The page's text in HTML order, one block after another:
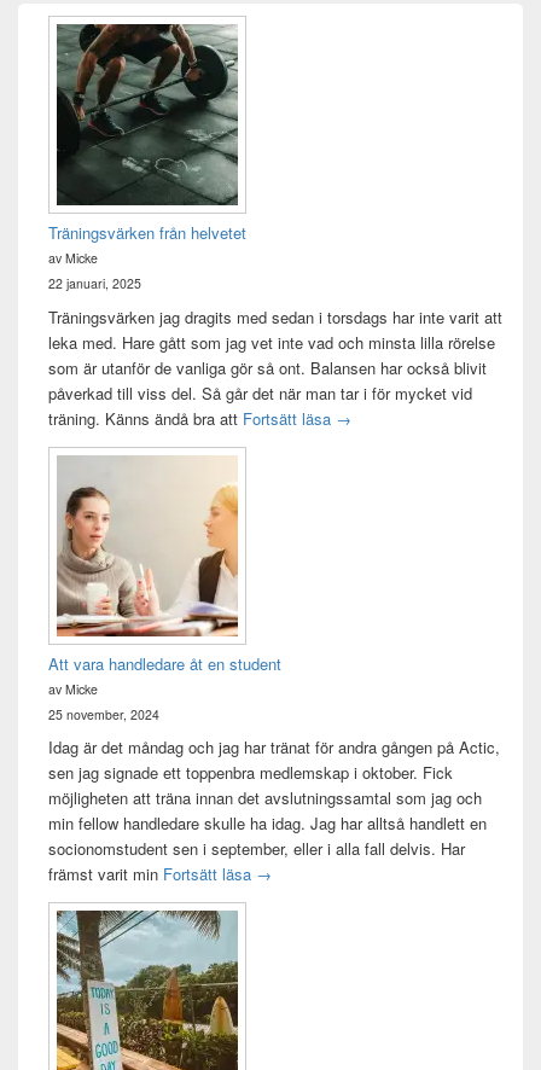
Primära
sidofältet
Widget
område
Träningsvärken från helvetet
av Micke
22 januari, 2025
Träningsvärken jag dragits med sedan i torsdags har inte varit att
leka med. Hare gått som jag vet inte vad och minsta lilla rörelse
som är utanför de vanliga gör så ont. Balansen har också blivit
påverkad till viss del. Så går det när man tar i för mycket vid
träning. Känns ändå bra att Fortsätt läsa Träningsvärken från helvetet
→
Att vara handledare åt en student
av Micke
25 november, 2024
Idag är det måndag och jag har tränat för andra gången på Actic,
sen jag signade ett toppenbra medlemskap i oktober. Fick
möjligheten att träna innan det avslutningssamtal som jag och
min fellow handledare skulle ha idag. Jag har alltså handlett en
socionomstudent sen i september, eller i alla fall delvis. Har
främst varit min Fortsätt läsa Att vara handledare åt en student
→